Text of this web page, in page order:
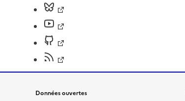
Données ouvertes